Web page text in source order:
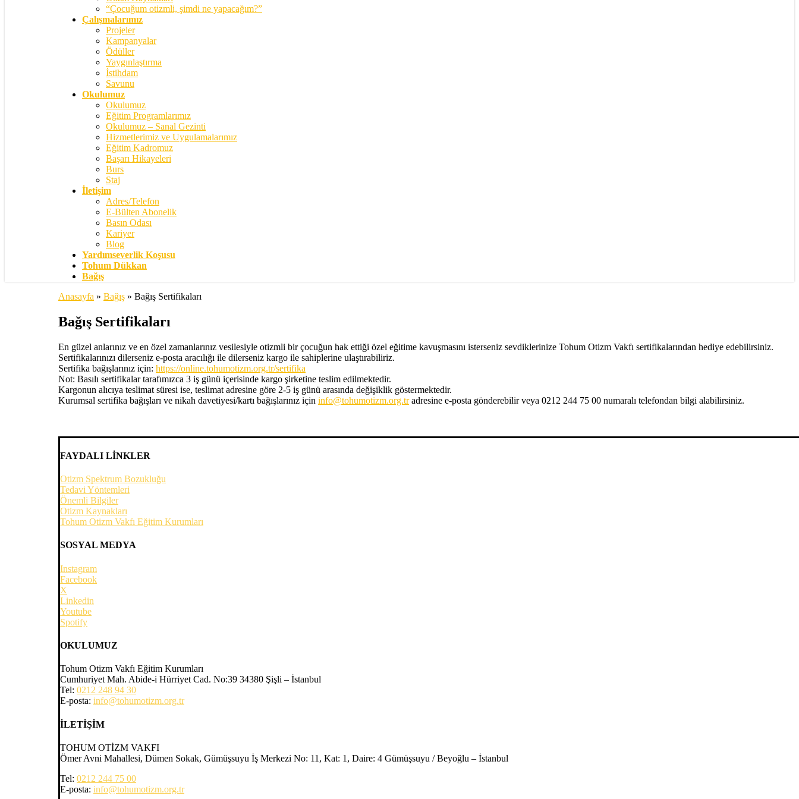
“Çocuğum otizmli, şimdi ne yapacağım?”
Çalışmalarımız
Projeler
Kampanyalar
Ödüller
Yaygınlaştırma
İstihdam
Savunu
Okulumuz
Okulumuz
Eğitim Programlarımız
Okulumuz – Sanal Gezinti
Hizmetlerimiz ve Uygulamalarımız
Eğitim Kadromuz
Başarı Hikayeleri
Burs
Staj
İletişim
Adres/Telefon
E-Bülten Abonelik
Basın Odası
Kariyer
Blog
Yardımseverlik Koşusu
Tohum Dükkan
Bağış
Anasayfa » Bağış » Bağış Sertifikaları
Bağış Sertifikaları
En güzel anlarınız ve en özel zamanlarınız vesilesiyle otizmli bir çocuğun hak ettiği özel eğitime kavuşmasını isterseniz sevdiklerinize Tohum Otizm Vakfı sertifikalarından hediye edebilirsiniz.
Sertifikalarınızı dilerseniz e-posta aracılığı ile dilerseniz kargo ile sahiplerine ulaştırabiliriz.
Sertifika bağışlarınız için: https://online.tohumotizm.org.tr/sertifika
Not: Basılı sertifikalar tarafımızca 3 iş günü içerisinde kargo şirketine teslim edilmektedir.
Kargonun alıcıya teslimat süresi ise, teslimat adresine göre 2-5 iş günü arasında değişiklik göstermektedir.
Kurumsal sertifika bağışları ve nikah davetiyesi/kartı bağışlarınız için info@tohumotizm.org.tradresine e-posta gönderebilir veya 0212 244 75 00 numaralı telefondan bilgi alabilirsiniz.
FAYDALI LİNKLER
Otizm Spektrum Bozukluğu
Tedavi Yöntemleri
Önemli Bilgiler
Otizm Kaynakları
Tohum Otizm Vakfı Eğitim Kurumları
SOSYAL MEDYA
Instagram
Facebook
X
Linkedin
Youtube
Spotify
OKULUMUZ
Tohum Otizm Vakfı Eğitim Kurumları
Cumhuriyet Mah. Abide-i Hürriyet Cad. No:39 34380 Şişli – İstanbul
Tel: 0212 248 94 30
E-posta: info@tohumotizm.org.tr
İLETİŞİM
TOHUM OTİZM VAKFI
Ömer Avni Mahallesi, Dümen Sokak, Gümüşsuyu İş Merkezi No: 11, Kat: 1, Daire: 4 Gümüşsuyu / Beyoğlu – İstanbul
Tel: 0212 244 75 00
E-posta: info@tohumotizm.org.tr